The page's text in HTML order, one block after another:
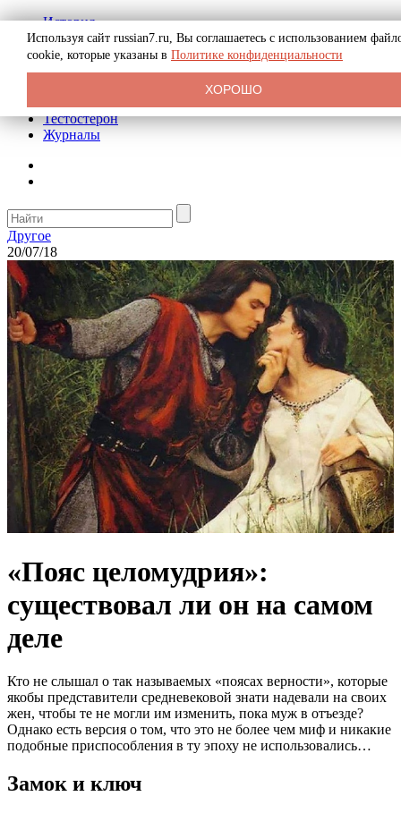
История
Биография
Криминал
Реклама на сайте
Тестостерон
Журналы
Другое
20/07/18
«Пояс целомудрия»:
cуществовал ли он на самом
деле
Кто не слышал о так называемых «поясах верности», которые
якобы представители средневековой знати надевали на своих
жен, чтобы те не могли им изменить, пока муж в отъезде?
Однако есть версия о том, что это не более чем миф и никакие
подобные приспособления в ту эпоху не использовались…
Замок и ключ
Используя сайт russian7.ru, Вы соглашаетесь с использованием
cookie, которые указаны в Политике конфиденциальности
ХОРОШО